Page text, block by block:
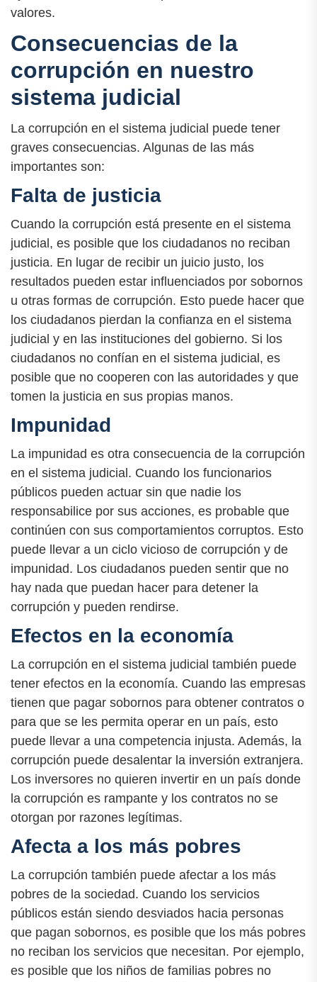
valores.
Consecuencias de la
corrupción en nuestro
sistema judicial
La corrupción en el sistema judicial puede tener
graves consecuencias. Algunas de las más
importantes son:
Falta de justicia
Cuando la corrupción está presente en el sistema
judicial, es posible que los ciudadanos no reciban
justicia. En lugar de recibir un juicio justo, los
resultados pueden estar influenciados por sobornos
u otras formas de corrupción. Esto puede hacer que
los ciudadanos pierdan la confianza en el sistema
judicial y en las instituciones del gobierno. Si los
ciudadanos no confían en el sistema judicial, es
posible que no cooperen con las autoridades y que
tomen la justicia en sus propias manos.
Impunidad
La impunidad es otra consecuencia de la corrupción
en el sistema judicial. Cuando los funcionarios
públicos pueden actuar sin que nadie los
responsabilice por sus acciones, es probable que
continúen con sus comportamientos corruptos. Esto
puede llevar a un ciclo vicioso de corrupción y de
impunidad. Los ciudadanos pueden sentir que no
hay nada que puedan hacer para detener la
corrupción y pueden rendirse.
Efectos en la economía
La corrupción en el sistema judicial también puede
tener efectos en la economía. Cuando las empresas
tienen que pagar sobornos para obtener contratos o
para que se les permita operar en un país, esto
puede llevar a una competencia injusta. Además, la
corrupción puede desalentar la inversión extranjera.
Los inversores no quieren invertir en un país donde
la corrupción es rampante y los contratos no se
otorgan por razones legítimas.
Afecta a los más pobres
La corrupción también puede afectar a los más
pobres de la sociedad. Cuando los servicios
públicos están siendo desviados hacia personas
que pagan sobornos, es posible que los más pobres
no reciban los servicios que necesitan. Por ejemplo,
es posible que los niños de familias pobres no